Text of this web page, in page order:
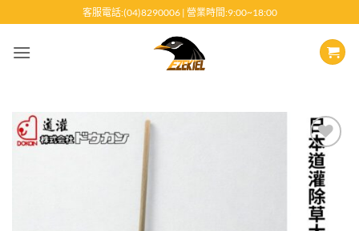
至
客服電話:(04)8290006 | 營業時間:9:00~18:00
Add to
wishlist